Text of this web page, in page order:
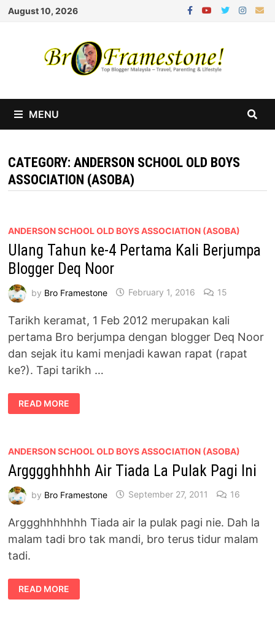
Skip
August 10, 2026
MENU
CATEGORY:ANDERSON SCHOOL OLD BOYS
ASSOCIATION (ASOBA)
ANDERSON SCHOOL OLD BOYS ASSOCIATION (ASOBA)
Ulang Tahun ke-4 Pertama Kali Berjumpa
Blogger Deq Noor
by Bro Framestone February 1, 2016 15
Tarikh keramat, 1 Feb 2012 merupakan kali
pertama Bro berjumpa dengan blogger Deq Noor
dan sejak itu kami menjadi kawan rapat (rapat
ke?). Tapi tarikh …
ULANG
TAHUN
KE-
BERJUMPA
DEQ
NOOR
READ MORE
ANDERSON SCHOOL OLD BOYS ASSOCIATION (ASOBA)
Argggghhhhh Air Tiada La Pulak Pagi Ini
by Bro Framestone September 27, 2011 16
Arggghhhhhhh Tiada air la pulak pagi nie. Dah la
malam tadi bro tak mandi, bro terus tidur malam
tadi.
ARGGGGHHHHH
AIR
TIADA
READ MORE